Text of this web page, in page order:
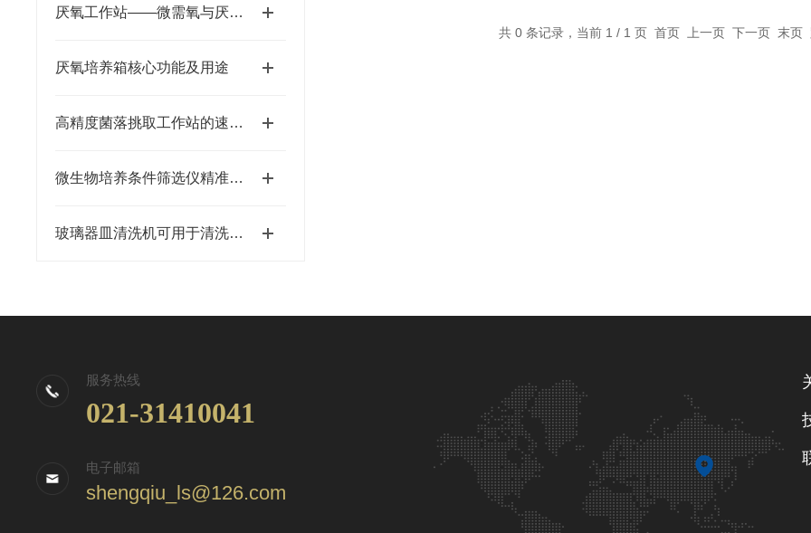
厌氧工作站——微需氧与厌氧培养的“智能生态舱”
厌氧培养箱核心功能及用途
高精度菌落挑取工作站的速度真是快到超出想象
微生物培养条件筛选仪精准探索微生物生长
玻璃器皿清洗机可用于清洗不同形状的玻璃器皿
共 0 条记录，当前 1 / 1 页 首页 上一页 下一页 末页
服务热线
021-31410041
电子邮箱
shengqiu_ls@126.com